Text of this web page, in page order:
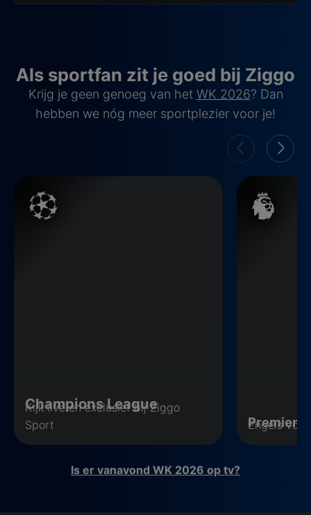
Als sportfan zit je goed bij Ziggo
Krijg je geen genoeg van het WK 2026? Dan
hebben we nóg meer sportplezier voor je!
Champions League
Kijk live en exclusief bij Ziggo
Sport
Premier
Premier
Engels
Is er vanavond WK 2026 op tv?